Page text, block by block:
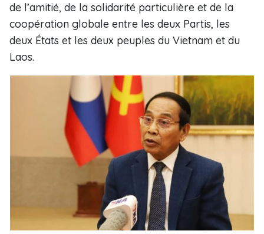
de l’amitié, de la solidarité particulière et de la
coopération globale entre les deux Partis, les
deux États et les deux peuples du Vietnam et du
Laos.